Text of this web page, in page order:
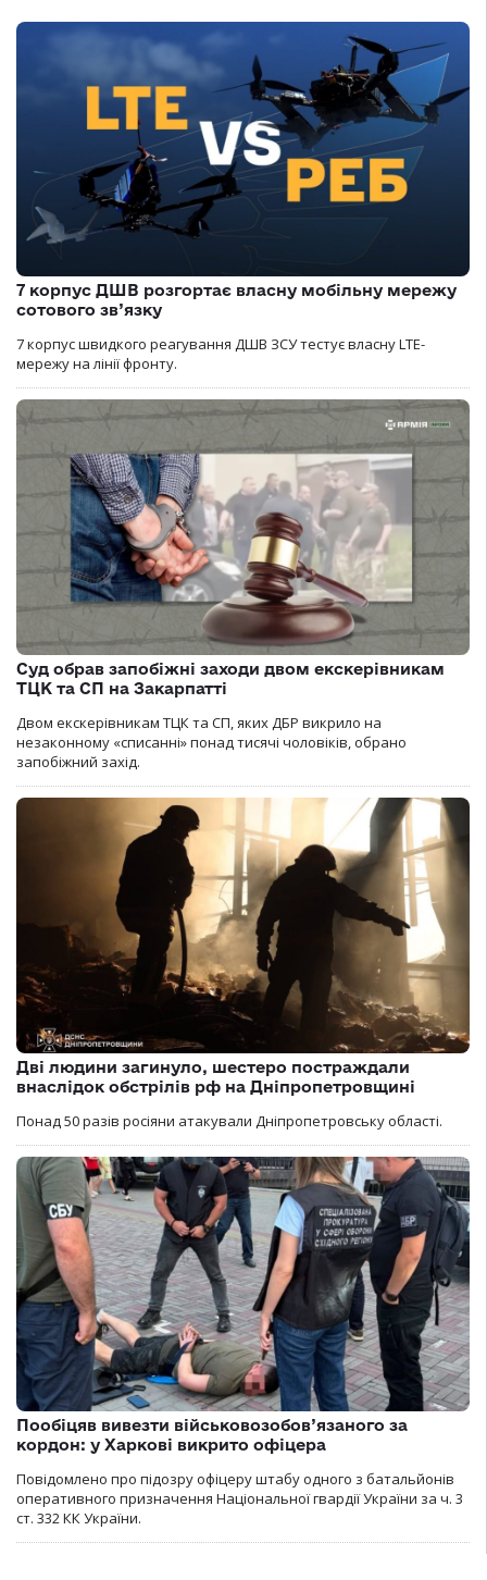
7 корпус ДШВ розгортає власну мобільну мережу
сотового зв’язку
7 корпус швидкого реагування ДШВ ЗСУ тестує власну LTE-
мережу на лінії фронту.
Суд обрав запобіжні заходи двом екскерівникам
ТЦК та СП на Закарпатті
Двом екскерівникам ТЦК та СП, яких ДБР викрило на
незаконному «списанні» понад тисячі чоловіків, обрано
запобіжний захід.
Дві людини загинуло, шестеро постраждали
внаслідок обстрілів рф на Дніпропетровщині
Понад 50 разів росіяни атакували Дніпропетровську області.
Пообіцяв вивезти військовозобов’язаного за
кордон: у Харкові викрито офіцера
Повідомлено про підозру офіцеру штабу одного з батальйонів
оперативного призначення Національної гвардії України за ч. 3
ст. 332 КК України.